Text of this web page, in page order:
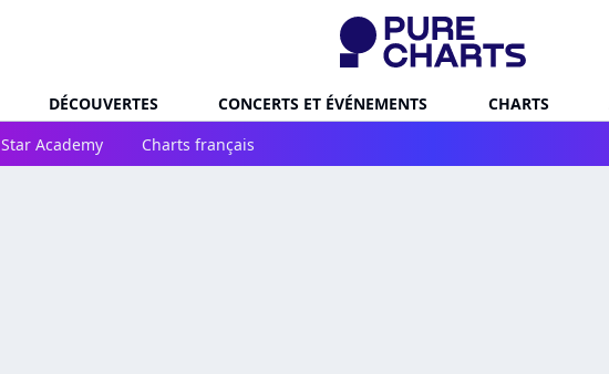
DÉCOUVERTES CONCERTS ET ÉVÉNEMENTS CHARTS
Star Academy Charts français